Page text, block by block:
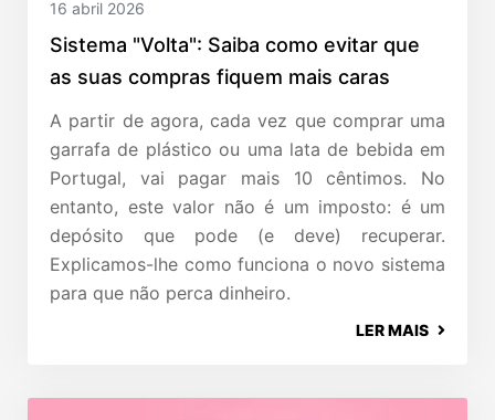
16 abril 2026
Sistema "Volta": Saiba como evitar que
as suas compras fiquem mais caras
A partir de agora, cada vez que comprar uma
garrafa de plástico ou uma lata de bebida em
Portugal, vai pagar mais 10 cêntimos. No
entanto, este valor não é um imposto: é um
depósito que pode (e deve) recuperar.
Explicamos-lhe como funciona o novo sistema
para que não perca dinheiro.
LER MAIS